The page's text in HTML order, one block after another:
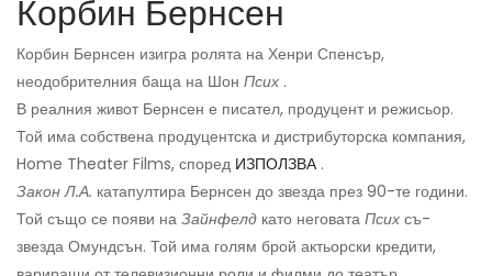
Корбин Бернсен
Корбин Бернсен изигра ролята на Хенри Спенсър,
неодобрителния баща на Шон Псих .
В реалния живот Бернсен е писател, продуцент и режисьор.
Той има собствена продуцентска и дистрибуторска компания,
Home Theater Films, според ИЗПОЛЗВА.
Закон Л.А. катапултира Бернсен до звезда през 90-те години.
Той също се появи на Зайнфелд като неговата Псих съ-
звезда Омундсън. Той има голям брой актьорски кредити,